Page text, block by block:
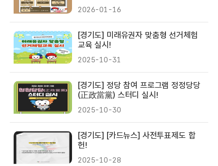
2026-01-16
[경기도] 미래유권자 맞춤형 선거체험
교육 실시!
2025-10-31
[경기도] 정당 참여 프로그램 정정당당
(正政當黨) 스터디 실시!
2025-10-30
[경기도] [카드뉴스] 사전투표제도 합
헌!
2025-10-28